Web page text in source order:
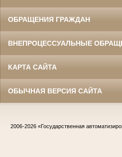
ОБРАЩЕНИЯ ГРАЖДАН
ВНЕПРОЦЕССУАЛЬНЫЕ
КАРТА САЙТА
ОБЫЧНАЯ ВЕРСИЯ САЙТА
2006-2026 «Государственная